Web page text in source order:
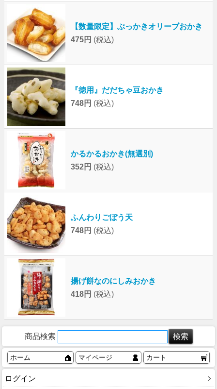
【数量限定】ぶっかきオリーブおかき
475円 (税込)
『徳用』だだちゃ豆おかき
748円 (税込)
かるかるおかき(無選別)
352円 (税込)
ふんわりごぼう天
748円 (税込)
揚げ餅なのにしみおかき
418円 (税込)
商品検索
ホーム マイページ カート
ログイン